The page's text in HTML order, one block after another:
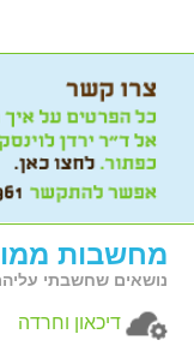
מחשבות
נושאים שחשבתי
דיכאון וחרדה